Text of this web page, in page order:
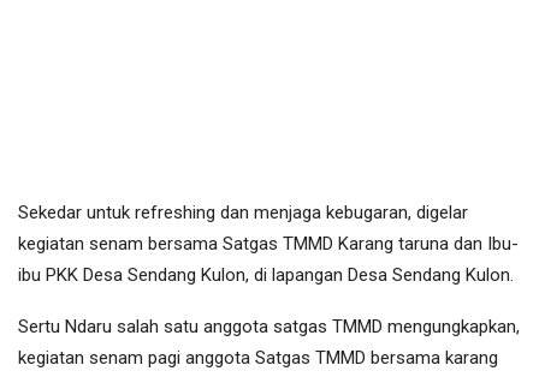
Sekedar untuk refreshing dan menjaga kebugaran, digelar
kegiatan senam bersama Satgas TMMD Karang taruna dan Ibu-
ibu PKK Desa Sendang Kulon, di lapangan Desa Sendang Kulon.
Sertu Ndaru salah satu anggota satgas TMMD mengungkapkan,
kegiatan senam pagi anggota Satgas TMMD bersama karang